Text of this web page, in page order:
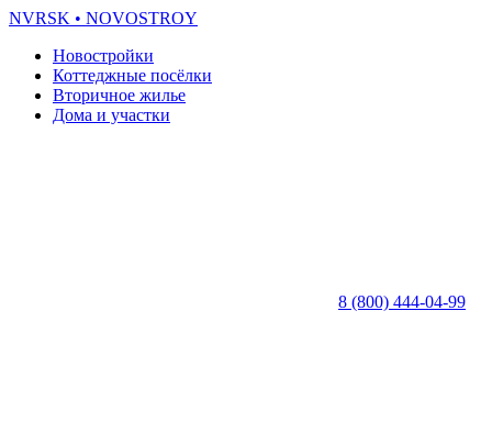
NVRSK • NOVOSTROY
Новостройки
Коттеджные посёлки
Вторичное жилье
Дома и участки
8 (800) 444-04-99